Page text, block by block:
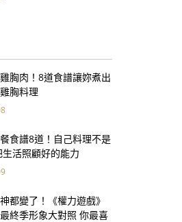
胸肉！8道食譜讓妳煮出
胸料理
食譜8道！自己料理不是
活照顧好的能力
都變了！《權力遊戲》
終季形象大對照 你最喜